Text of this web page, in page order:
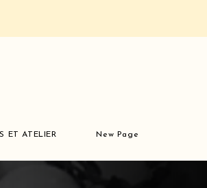
ET ATELIER New Page